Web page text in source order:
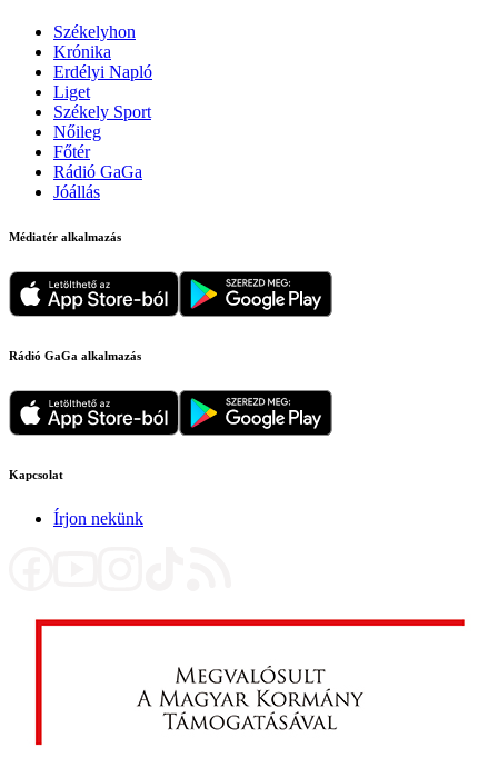
Székelyhon
Krónika
Erdélyi Napló
Liget
Székely Sport
Nőileg
Főtér
Rádió GaGa
Jóállás
Médiatér alkalmazás
Rádió GaGa alkalmazás
Kapcsolat
Írjon nekünk